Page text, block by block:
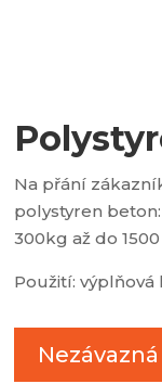
Na přání
polystyren
300kg až do
Použití: